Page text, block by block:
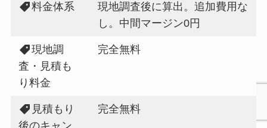
料金体系
現地調査後に算出。追加費用な
し。中間マージン0円
現地調
査・見積も
り料金
完全無料
見積もり
完全無料